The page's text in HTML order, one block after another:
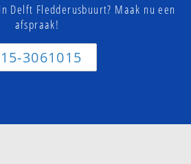
Delft Fledderusbuurt? Maak nu een
afspraak!
3061015